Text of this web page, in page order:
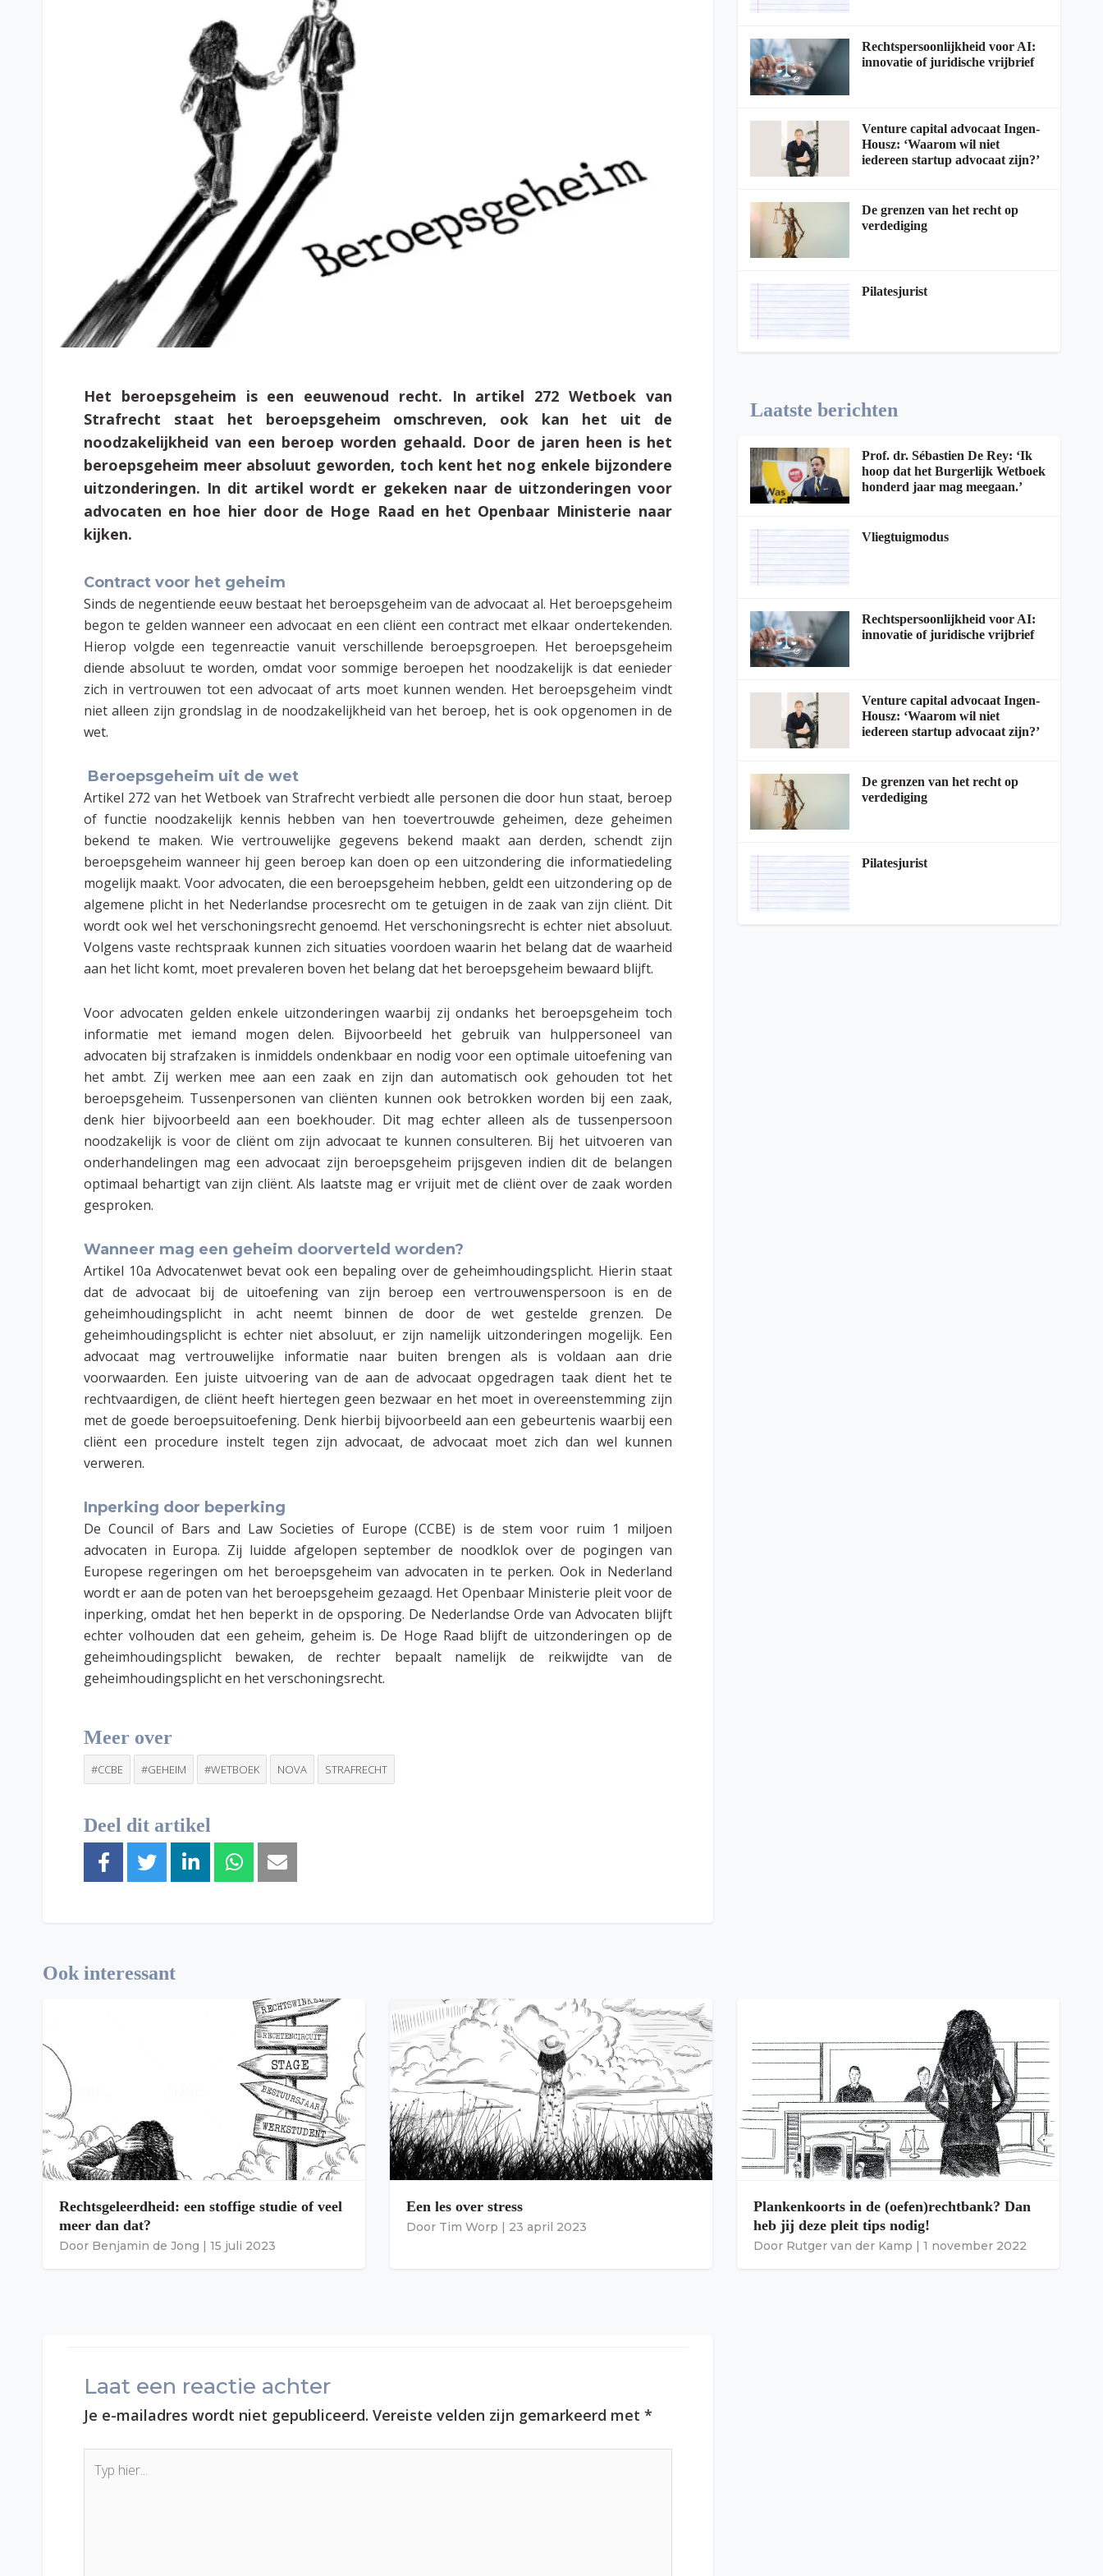
Het beroepsgeheim is een eeuwenoud recht. In artikel 272 Wetboek van
Strafrecht staat het beroepsgeheim omschreven, ook kan het uit de
noodzakelijkheid van een beroep worden gehaald. Door de jaren heen is het
beroepsgeheim meer absoluut geworden, toch kent het nog enkele bijzondere
uitzonderingen. In dit artikel wordt er gekeken naar de uitzonderingen voor
advocaten en hoe hier door de Hoge Raad en het Openbaar Ministerie naar
kijken.
Contract voor het geheim
Sinds de negentiende eeuw bestaat het beroepsgeheim van de advocaat al. Het beroepsgeheim
begon te gelden wanneer een advocaat en een cliënt een contract met elkaar ondertekenden.
Hierop volgde een tegenreactie vanuit verschillende beroepsgroepen. Het beroepsgeheim
diende absoluut te worden, omdat voor sommige beroepen het noodzakelijk is dat eenieder
zich in vertrouwen tot een advocaat of arts moet kunnen wenden. Het beroepsgeheim vindt
niet alleen zijn grondslag in de noodzakelijkheid van het beroep, het is ook opgenomen in de
wet.
Beroepsgeheim uit de wet
Artikel 272 van het Wetboek van Strafrecht verbiedt alle personen die door hun staat, beroep
of functie noodzakelijk kennis hebben van hen toevertrouwde geheimen, deze geheimen
bekend te maken. Wie vertrouwelijke gegevens bekend maakt aan derden, schendt zijn
beroepsgeheim wanneer hij geen beroep kan doen op een uitzondering die informatiedeling
mogelijk maakt. Voor advocaten, die een beroepsgeheim hebben, geldt een uitzondering op de
algemene plicht in het Nederlandse procesrecht om te getuigen in de zaak van zijn cliënt. Dit
wordt ook wel het verschoningsrecht genoemd. Het verschoningsrecht is echter niet absoluut.
Volgens vaste rechtspraak kunnen zich situaties voordoen waarin het belang dat de waarheid
aan het licht komt, moet prevaleren boven het belang dat het beroepsgeheim bewaard blijft.
Voor advocaten gelden enkele uitzonderingen waarbij zij ondanks het beroepsgeheim toch
informatie met iemand mogen delen. Bijvoorbeeld het gebruik van hulppersoneel van
advocaten bij strafzaken is inmiddels ondenkbaar en nodig voor een optimale uitoefening van
het ambt. Zij werken mee aan een zaak en zijn dan automatisch ook gehouden tot het
beroepsgeheim. Tussenpersonen van cliënten kunnen ook betrokken worden bij een zaak,
denk hier bijvoorbeeld aan een boekhouder. Dit mag echter alleen als de tussenpersoon
noodzakelijk is voor de cliënt om zijn advocaat te kunnen consulteren. Bij het uitvoeren van
onderhandelingen mag een advocaat zijn beroepsgeheim prijsgeven indien dit de belangen
optimaal behartigt van zijn cliënt. Als laatste mag er vrijuit met de cliënt over de zaak worden
gesproken.
Wanneer mag een geheim doorverteld worden?
Artikel 10a Advocatenwet bevat ook een bepaling over de geheimhoudingsplicht. Hierin staat
dat de advocaat bij de uitoefening van zijn beroep een vertrouwenspersoon is en de
geheimhoudingsplicht in acht neemt binnen de door de wet gestelde grenzen. De
geheimhoudingsplicht is echter niet absoluut, er zijn namelijk uitzonderingen mogelijk. Een
advocaat mag vertrouwelijke informatie naar buiten brengen als is voldaan aan drie
voorwaarden. Een juiste uitvoering van de aan de advocaat opgedragen taak dient het te
rechtvaardigen, de cliënt heeft hiertegen geen bezwaar en het moet in overeenstemming zijn
met de goede beroepsuitoefening. Denk hierbij bijvoorbeeld aan een gebeurtenis waarbij een
cliënt een procedure instelt tegen zijn advocaat, de advocaat moet zich dan wel kunnen
verweren.
Inperking door beperking
De Council of Bars and Law Societies of Europe (CCBE) is de stem voor ruim 1 miljoen
advocaten in Europa. Zij luidde afgelopen september de noodklok over de pogingen van
Europese regeringen om het beroepsgeheim van advocaten in te perken. Ook in Nederland
wordt er aan de poten van het beroepsgeheim gezaagd. Het Openbaar Ministerie pleit voor de
inperking, omdat het hen beperkt in de opsporing. De Nederlandse Orde van Advocaten blijft
echter volhouden dat een geheim, geheim is. De Hoge Raad blijft de uitzonderingen op de
geheimhoudingsplicht bewaken, de rechter bepaalt namelijk de reikwijdte van de
geheimhoudingsplicht en het verschoningsrecht.
Meer over
#CCBE #GEHEIM #WETBOEK NOVA STRAFRECHT
Deel dit artikel
Rechtspersoonlijkheid voor AI:
innovatie of juridische vrijbrief
Venture capital advocaat Ingen-
Housz: ‘Waarom wil niet
iedereen startup advocaat zijn?’
De grenzen van het recht op
verdediging
Pilatesjurist
Laatste berichten
Prof. dr. Sébastien De Rey: ‘Ik
hoop dat het Burgerlijk Wetboek
honderd jaar mag meegaan.’
Vliegtuigmodus
Rechtspersoonlijkheid voor AI:
innovatie of juridische vrijbrief
Venture capital advocaat Ingen-
Housz: ‘Waarom wil niet
iedereen startup advocaat zijn?’
De grenzen van het recht op
verdediging
Pilatesjurist
Ook interessant
Rechtsgeleerdheid: een stoffige studie of veel
meer dan dat?
Door Benjamin de Jong | 15 juli 2023
Een les over stress
Door Tim Worp | 23 april 2023
Plankenkoorts in de (oefen)rechtbank? Dan
heb jij deze pleit tips nodig!
Door Rutger van der Kamp | 1 november 2022
Laat een reactie achter
Je e-mailadres wordt niet gepubliceerd. Vereiste velden zijn gemarkeerd met *
hier...